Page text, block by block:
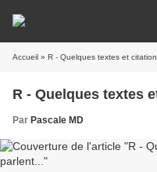
Accueil » R - Quelques textes et
R - Quelques textes
Par Pascale MD